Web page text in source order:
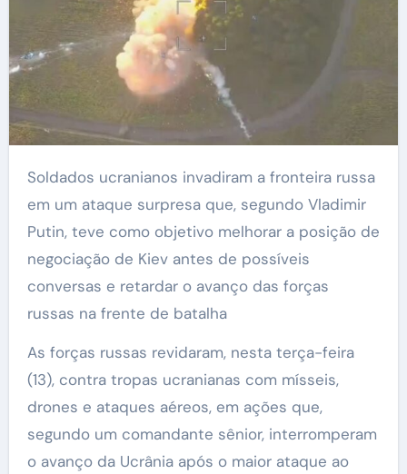
Soldados ucranianos invadiram a fronteira russa
em um ataque surpresa que, segundo Vladimir
Putin, teve como objetivo melhorar a posição de
negociação de Kiev antes de possíveis
conversas e retardar o avanço das forças
russas na frente de batalha
As forças russas revidaram, nesta terça-feira
(13), contra tropas ucranianas com mísseis,
drones e ataques aéreos, em ações que,
segundo um comandante sênior, interromperam
o avanço da Ucrânia após o maior ataque ao